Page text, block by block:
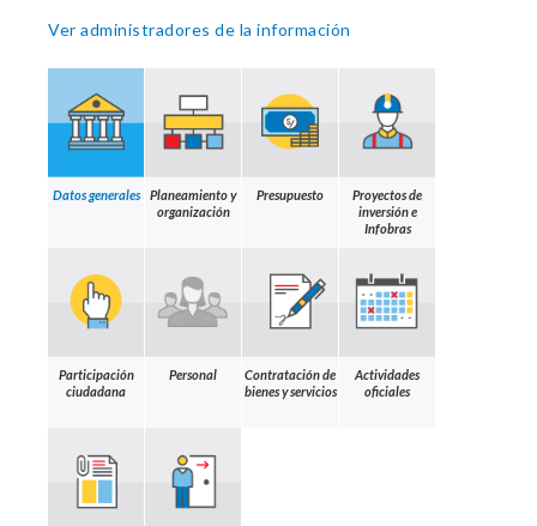
Ver administradores de la información
Datos generales
Planeamiento y
organización
Presupuesto
Proyectos de
inversión e
Infobras
Participación
ciudadana
Personal
Contratación de
bienes y servicios
Actividades
oficiales